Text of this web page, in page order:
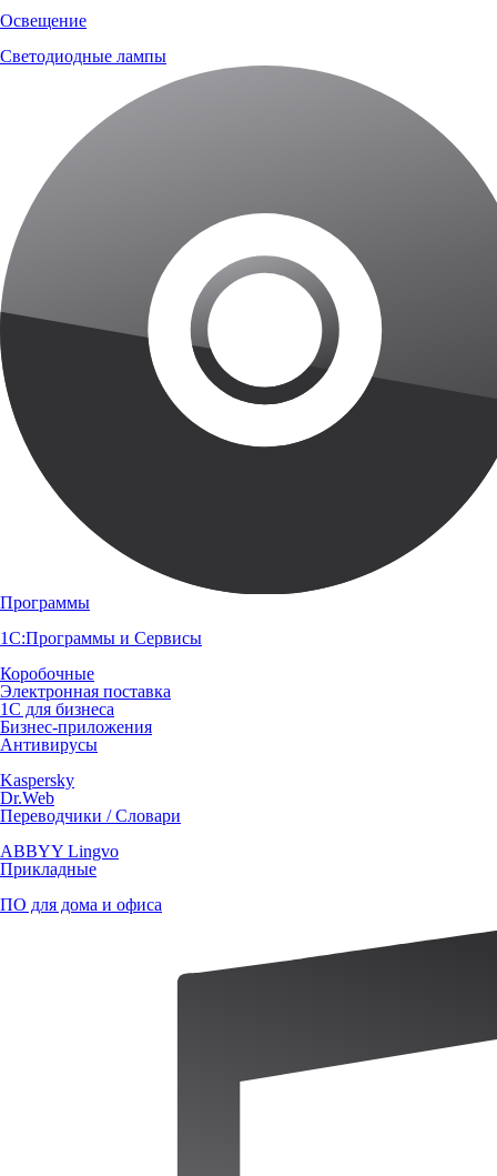
Освещение
Светодиодные лампы
Программы
1С:Программы и Сервисы
Коробочные
Электронная поставка
1С для бизнеса
Бизнес-приложения
Антивирусы
Kaspersky
Dr.Web
Переводчики / Словари
ABBYY Lingvo
Прикладные
ПО для дома и офиса